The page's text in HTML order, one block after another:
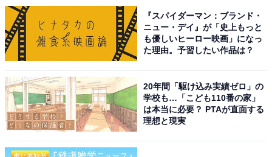
『スパイダーマン：ブランド・
ニュー・デイ』が「史上もっと
も優しいヒーロー映画」になっ
た理由。予習したい作品は？
20年間「駆け込み実績ゼロ」の
学校も…「こども110番の家」
は本当に必要？ PTAが直面する
理想と現実